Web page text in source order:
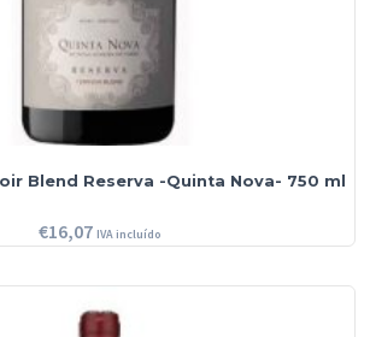
Blend Reserva -Quinta Nova- 750 ml
€16,07 IVA incluído